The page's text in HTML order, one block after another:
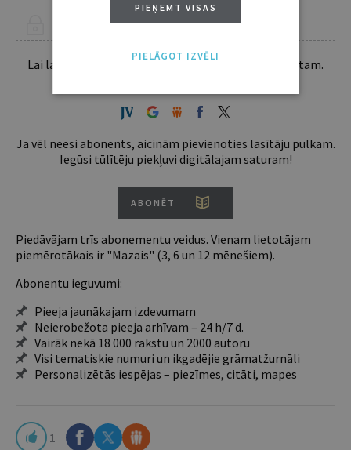
ŠIS RAKSTS PIEEJAMS “JURISTA VĀRDA” ABONENTIEM
Lai lasītu šo rakstu tālāk, Tev jābūt žurnāla abonentam.
Ja vēl neesi abonents, aicinām pievienoties lasītāju pulkam.
Iegūsi tūlītēju piekļuvi digitālajam saturam!
ABONĒT
Piedāvājam trīs abonementu veidus. Vienam lietotājam
piemērotākais ir "Mazais" (3, 6 un 12 mēnešiem).
Abonentu ieguvumi:
Pieeja jaunākajam izdevumam
Neierobežota pieeja arhīvam – 24 h/7 d.
Vairāk nekā 18 000 rakstu un 2000 autoru
Visi tematiskie numuri un ikgadējie grāmatžurnāli
Personalizētās iespējas – piezīmes, citāti, mapes
1
PIEŅEMT VISAS
PIELĀGOT IZVĒLI